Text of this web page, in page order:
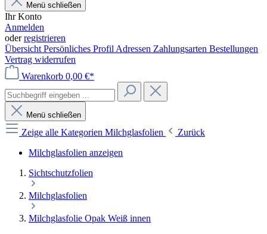
Menü schließen
Ihr Konto
Anmelden
oderregistrieren
Übersicht Persönliches Profil Adressen Zahlungsarten Bestellungen
Vertrag widerrufen
Warenkorb 0,00 €*
Menü schließen
Zeige alle Kategorien Milchglasfolien
Zurück
Milchglasfolien anzeigen
Sichtschutzfolien
Milchglasfolien
Milchglasfolie Opak Weiß innen